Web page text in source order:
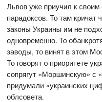
Львов уже приучил к своим
парадоксов. То там кричат
законы Украины им не
одновременно. То
заводы, то винят в этом
То говорят о приоритете
сопрягут «Моршинскую» с
придумали «украинских
облсовета.